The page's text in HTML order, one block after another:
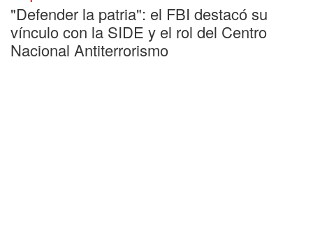
"Defender la patria": el FBI destacó su
vínculo con la SIDE y el rol del Centro
Nacional Antiterrorismo